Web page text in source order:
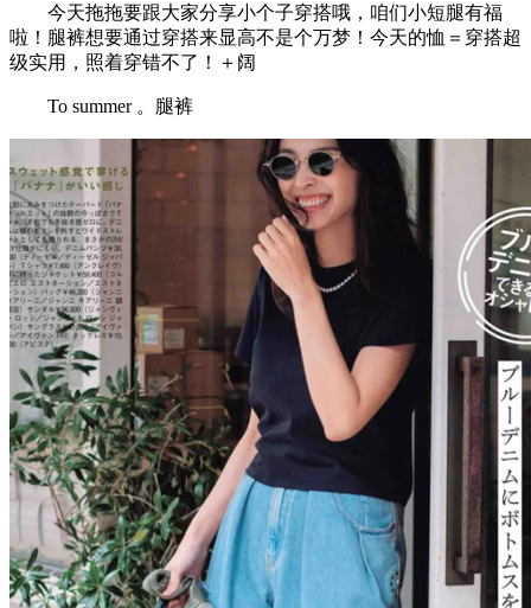
今天拖拖要跟大家分享小个子穿搭哦，咱们小短腿有福
啦！腿裤想要通过穿搭来显高不是个万梦！今天的恤＝穿搭超
级实用，照着穿错不了！＋阔
To summer 。腿裤